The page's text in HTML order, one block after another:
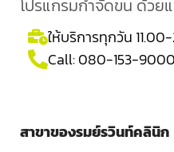
โปรแกรมกำจัดขน ด้วย
ให้บริการทุกวัน
Call:080-153-9000
สาขาของรมย์รวินท์คลินิก